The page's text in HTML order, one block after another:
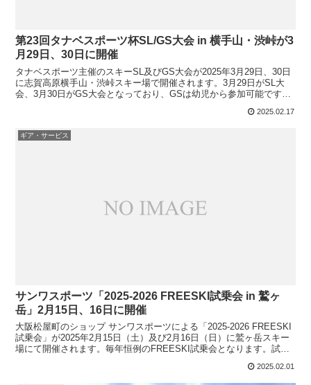
第23回タナベスポーツ杯SL/GS大会 in 横手山・渋峠が3
月29日、30日に開催
タナベスポーツ主催のスキーSL及びGS大会が2025年3月29日、30日
に志賀高原横手山・渋峠スキー場で開催されます。3月29日がSL大
会、3月30日がGS大会となっており、GSは幼児から参加可能です。
2025.02.17
ギア・サービス
サンワスポーツ「2025-2026 FREESKI試乗会 in 鷲ヶ
岳」2月15日、16日に開催
大阪松屋町のショップ サンワスポーツによる「2025-2026 FREESKI
試乗会」が2025年2月15日（土）及び2月16日（日）に鷲ヶ岳スキー
場にて開催されます。毎年恒例のFREESKI試乗会となります。試乗
2025.02.01